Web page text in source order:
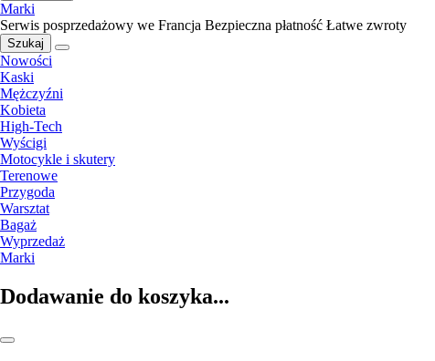
Marki
Serwis posprzedażowy we Francja Bezpieczna płatność Łatwe zwroty
Szukaj
Nowości
Kaski
Mężczyźni
Kobieta
High-Tech
Wyścigi
Motocykle i skutery
Terenowe
Przygoda
Warsztat
Bagaż
Wyprzedaż
Marki
Dodawanie do koszyka...